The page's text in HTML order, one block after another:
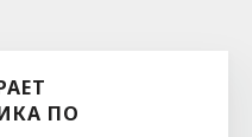
ПО